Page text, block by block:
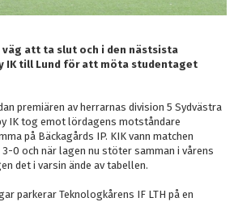
väg att ta slut och i den nästsista
IK till Lund för att möta studentaget
premiären av herrarnas division 5 Sydvästra
IK tog emot lördagens motståndare
på Bäckagårds IP. KIK vann matchen
0 och när lagen nu stöter samman i vårens
det i varsin ände av tabellen.
parkerar Teknologkårens IF LTH på en